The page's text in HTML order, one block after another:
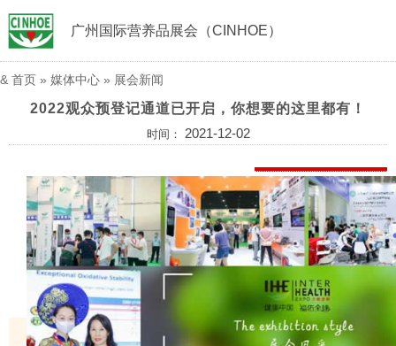
广州国际营养品展会（CINHOE）
& 首页 » 媒体中心 » 展会新闻
2022观众预登记通道已开启，你想要的这里都有！
时间： 2021-12-02